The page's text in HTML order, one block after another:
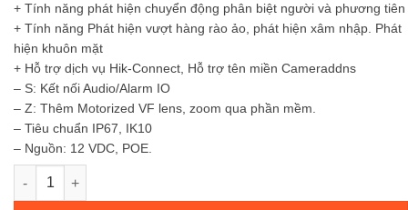
+ Tính năng phát hiện chuyển động phân biệt người và phương tiên
+ Tính năng Phát hiện vượt hàng rào ảo, phát hiện xâm nhập. Phát
hiện khuôn mặt
+ Hỗ trợ dịch vụ Hik-Connect, Hỗ trợ tên miền Cameraddns
– S: Kết nối Audio/Alarm IO
– Z: Thêm Motorized VF lens, zoom qua phần mềm.
– Tiêu chuẩn IP67, IK10
– Nguồn: 12 VDC, POE.
Camera IP Trụ hồng ngoại 8MP DS-2CD2683G2-IZS số lượng